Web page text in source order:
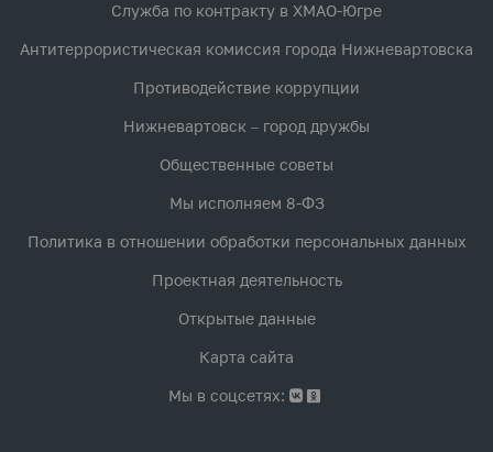
Служба по контракту в ХМАО-Югре
Антитеррористическая комиссия города Нижневартовска
Противодействие коррупции
Нижневартовск – город дружбы
Общественные советы
Мы исполняем 8-ФЗ
Политика в отношении обработки персональных данных
Проектная деятельность
Открытые данные
Карта сайта
Мы в соцсетях: